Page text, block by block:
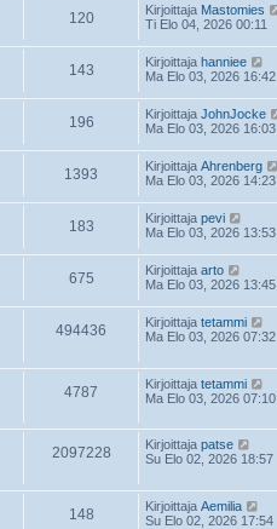
120 Kirjoittaja Mastomies
Ti Elo 04, 2026 00:11
143 Kirjoittaja hanniee
Ma Elo 03, 2026 16:42
196 Kirjoittaja JohnJocke
Ma Elo 03, 2026 16:03
1393 Kirjoittaja Ahrenberg
Ma Elo 03, 2026 14:23
183 Kirjoittaja pevi
Ma Elo 03, 2026 13:53
675 Kirjoittaja arto
Ma Elo 03, 2026 13:45
494436 Kirjoittaja tetammi
Ma Elo 03, 2026 07:32
4787 Kirjoittaja tetammi
Ma Elo 03, 2026 07:10
2097228 Kirjoittaja patse
Su Elo 02, 2026 18:57
148 Kirjoittaja Aemilia
Su Elo 02, 2026 17:54